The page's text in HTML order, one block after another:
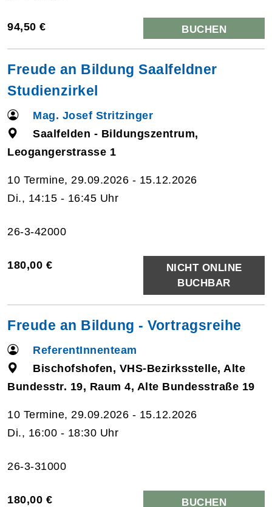
94,50 € BUCHEN
Freude an Bildung Saalfeldner
Studienzirkel
Mag. Josef Stritzinger
Saalfelden - Bildungszentrum,
Leogangerstrasse 1
10 Termine, 29.09.2026 - 15.12.2026
Di., 14:15 - 16:45 Uhr
26-3-42000
180,00 €
NICHT ONLINE
BUCHBAR
Freude an Bildung - Vortragsreihe
ReferentInnenteam
Bischofshofen, VHS-Bezirksstelle, Alte
Bundesstr. 19, Raum 4, Alte Bundesstraße 19
10 Termine, 29.09.2026 - 15.12.2026
Di., 16:00 - 18:30 Uhr
26-3-31000
180,00 € BUCHEN